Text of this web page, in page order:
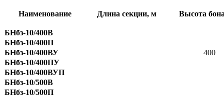
Наименование Длина секции, м Высота
БНбз-10/400В
400
БНбз-10/400П
БНбз-10/400ВУ
БНбз-10/400ПУ
БНбз-10/400ВУП
БНбз-10/500В
БНбз-10/500П